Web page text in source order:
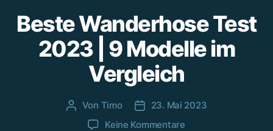
Beste Wanderhose Test
2023 | 9 Modelle im
Vergleich
Beitragsautor
Von Timo Beitragsdatum
23. Mai 2023
Keine Kommentarezu